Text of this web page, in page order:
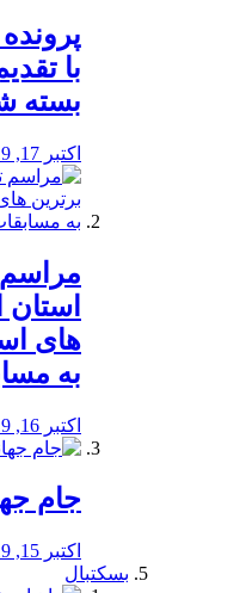
با
بسته
اکتبر 17, 2019
مراسم
استان
های
به
اکتبر 16, 2019
جام
اکتبر 15, 2019
بسکتبال